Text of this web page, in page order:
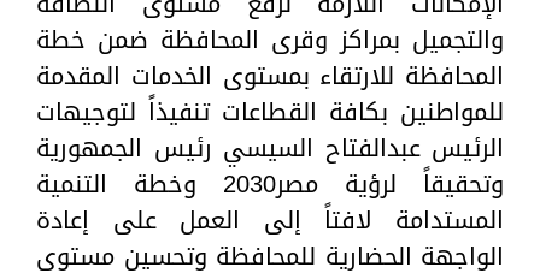
والتجميل بمراكز وقرى المحافظة ضمن خطة
المحافظة للارتقاء بمستوى الخدمات المقدمة
للمواطنين بكافة القطاعات تنفيذاً لتوجيهات
الرئيس عبدالفتاح السيسي رئيس الجمهورية
وتحقيقاً لرؤية مصر2030 وخطة التنمية
المستدامة لافتاً إلى العمل على إعادة
الواجهة الحضارية للمحافظة وتحسين مستوى